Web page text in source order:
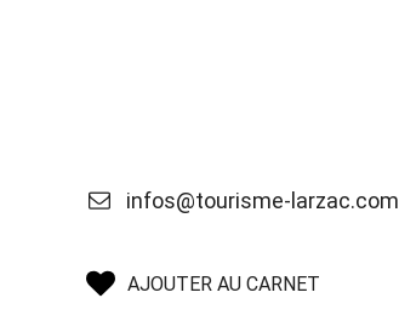
infos@tourisme-larzac.com
AJOUTER AU CARNET